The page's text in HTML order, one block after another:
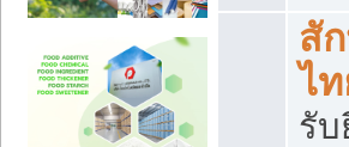
สั
ไ
รั